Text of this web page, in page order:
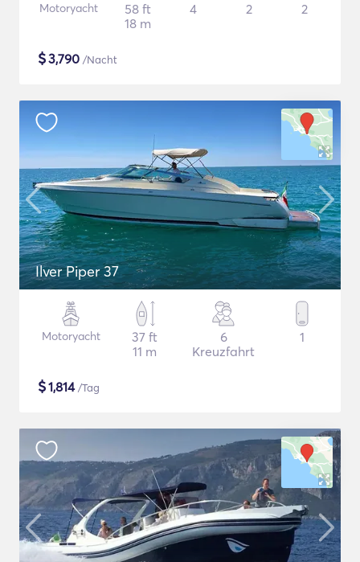
Motoryacht
58 ft
18 m
4 2 2
$3,790 /Nacht
Ilver Piper 37
Motoryacht
37 ft
11 m
6
Kreuzfahrt
1
$1,814/Tag